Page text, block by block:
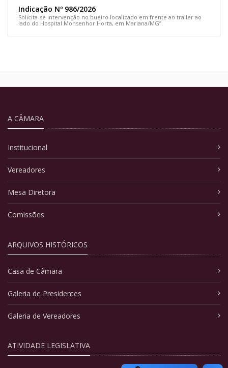
Indicação Nº 986/2026
Solicita-se intervenção no bueiro localizado em frente ao trailer ao
lado do Hospital Monsenhor Horta, em Mariana/MG”.
A CÂMARA
Institucional
Vereadores
Mesa Diretora
Comissões
ARQUIVOS HISTÓRICOS
Casa de Câmara
Galeria de Presidentes
Galeria de Vereadores
ATIVIDADE LEGISLATIVA